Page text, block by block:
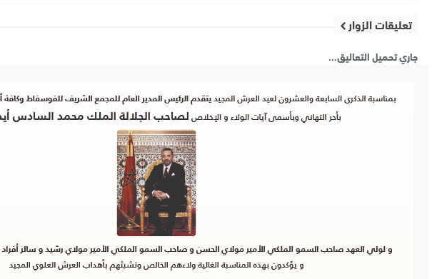
تعليقات الزوار
جاري تحميل التعاليق...